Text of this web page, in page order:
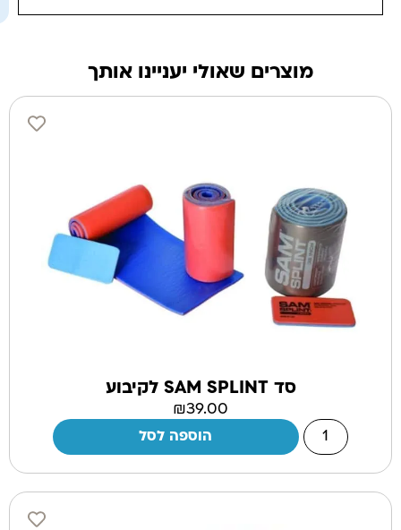
מוצרים שאולי יעניינו אותך
סד SAM SPLINT לקיבוע
₪39.00
הוספה לסל